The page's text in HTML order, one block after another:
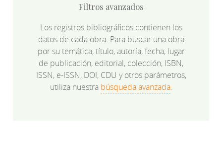
Filtros avanzados
Los registros bibliográficos contienen los
datos de cada obra. Para buscar una obra
por su temática, título, autoría, fecha, lugar
de publicación, editorial, colección, ISBN,
ISSN, e-ISSN, DOI, CDU y otros parámetros,
utiliza nuestra búsqueda avanzada.